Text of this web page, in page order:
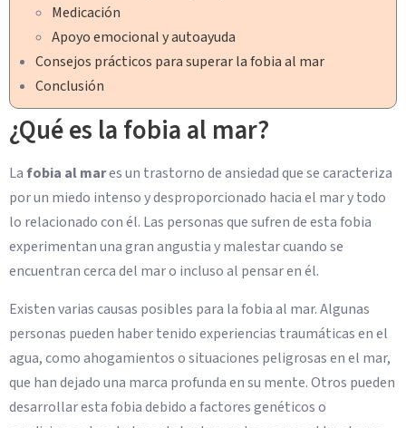
Medicación
Apoyo emocional y autoayuda
Consejos prácticos para superar la fobia al mar
Conclusión
¿Qué es la fobia al mar?
La fobia al mares un trastorno de ansiedad que se caracteriza
por un miedo intenso y desproporcionado hacia el mar y todo
lo relacionado con él. Las personas que sufren de esta fobia
experimentan una gran angustia y malestar cuando se
encuentran cerca del mar o incluso al pensar en él.
Existen varias causas posibles para la fobia al mar. Algunas
personas pueden haber tenido experiencias traumáticas en el
agua, como ahogamientos o situaciones peligrosas en el mar,
que han dejado una marca profunda en su mente. Otros pueden
desarrollar esta fobia debido a factores genéticos o